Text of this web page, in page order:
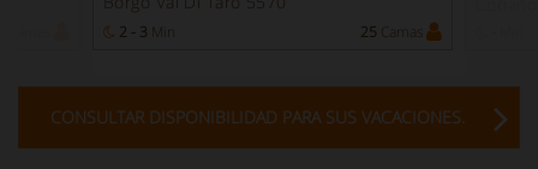
2 - 3 Min 25 Camas
CONSULTAR DISPONIBILIDAD PARA SUS VACACIONES.